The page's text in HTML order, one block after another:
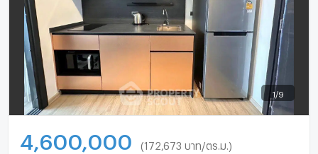
1/9
4,600,000 (172,673 บาท/ตร.ม.)